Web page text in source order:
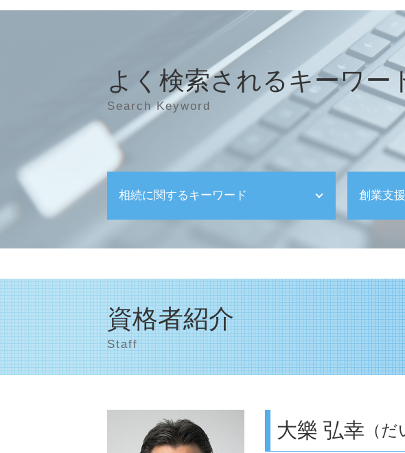
よく検索されるキーワー
Search Keyword
相続に関するキーワード
相続 生前贈与
事後対策 とは
相続税 払えない
相続放棄
相続放棄 基礎控除
相続税 税率
相続 登記
相続税 2割加算
相続 期限
創業支
もの
会社
顧問
創業
もの
創業
決算
資格者紹介
Staff
大樂 弘幸 （